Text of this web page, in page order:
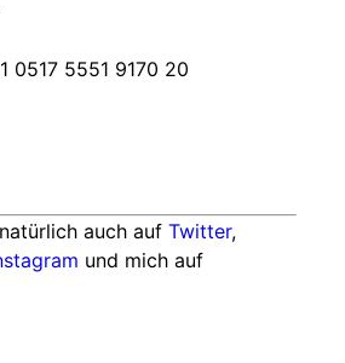
0517 5551 9170 20
auch auf Twitter,
und mich auf